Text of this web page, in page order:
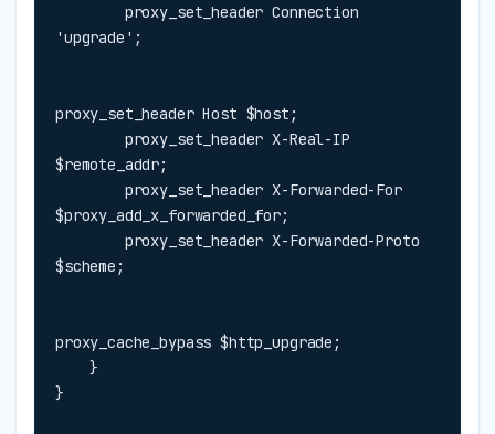
'upgrade';
proxy_set_header Host $host;
$remote_addr;
$proxy_add_x_forwarded_for;
$scheme;
proxy_cache_bypass $http_upgrade;
    }
}